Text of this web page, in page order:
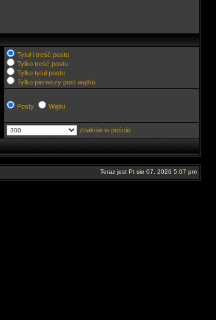
Tytuł i treść postu
Tylko treść postu
Tylko tytuł postu
Tylko pierwszy post wątku
Posty Wątki
znaków w poście
Teraz jest Pt sie 07, 2026 5:07 pm